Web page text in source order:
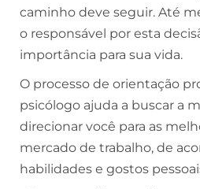
caminho deve seguir. Até
o responsável por esta
importância para sua vida.
O processo de orientação
psicólogo ajuda a buscar a
direcionar você para as
mercado de trabalho, de
habilidades e gostos